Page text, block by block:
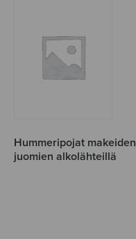
Hummeripojat makeiden
juomien alkolähteillä